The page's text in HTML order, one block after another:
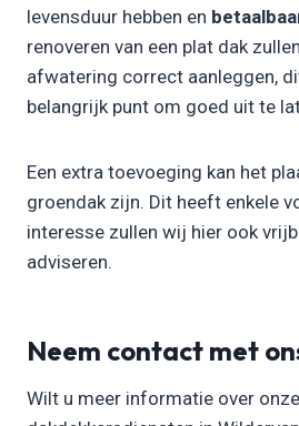
levensduur hebben en
renoveren van een plat dak
afwatering correct aanleggen,
belangrijk punt om goed uit te
Een extra toevoeging kan het
groendak zijn. Dit heeft enkele
interesse zullen wij hier ook
adviseren.
Neem contact met
Wilt u meer informatie over onze